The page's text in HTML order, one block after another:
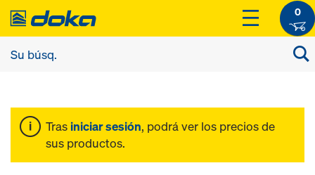
0
Tras iniciar sesión, podrá ver los precios de
sus productos.